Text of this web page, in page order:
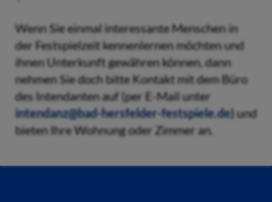
Wenn Sie einmal interessante Menschen in
der Festspielzeit kennenlernen möchten und
ihnen Unterkunft gewähren können, dann
nehmen Sie doch bitte Kontakt mit dem Büro
des Intendanten auf (per E-Mail unter
intendanz@bad-hersfelder-festspiele.de)und
bieten Ihre Wohnung oder Zimmer an.